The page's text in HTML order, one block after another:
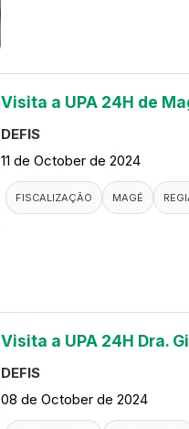
Visita a UPA 24H de
DEFIS
11 de October de 2024
FISCALIZAÇÃO MAGÉ
Visita a UPA 24H Dra.
DEFIS
08 de October de 2024